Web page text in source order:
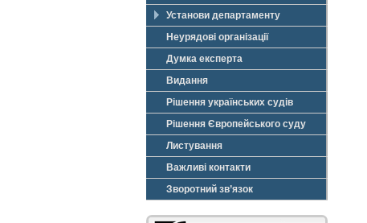
Установи департаменту
Неурядові організації
Думка експерта
Видання
Рішення українських судів
Рішення Європейського суду
Листування
Важливі контакти
Зворотний зв’язок